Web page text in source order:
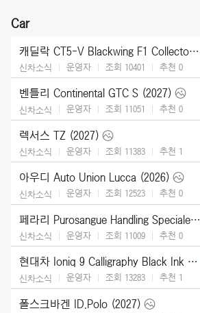
Car
캐딜락 CT5-V Blackwing F1 Collector Series (2026)
신차소식 운영자 조회 10401 추천 0
벤틀리 Continental GTC S (2027)
신차소식 운영자 조회 11051 추천 0
렉서스 TZ (2027)
신차소식 운영자 조회 11383 추천 1
아우디 Auto Union Lucca (2026)
신차소식 운영자 조회 12523 추천 0
페라리 Purosangue Handling Speciale (2027)
신차소식 운영자 조회 11009 추천 0
현대차 Ioniq 9 Calligraphy Black Ink (2027)
신차소식 운영자 조회 13283 추천 1
폴스크바겐 ID.Polo (2027)